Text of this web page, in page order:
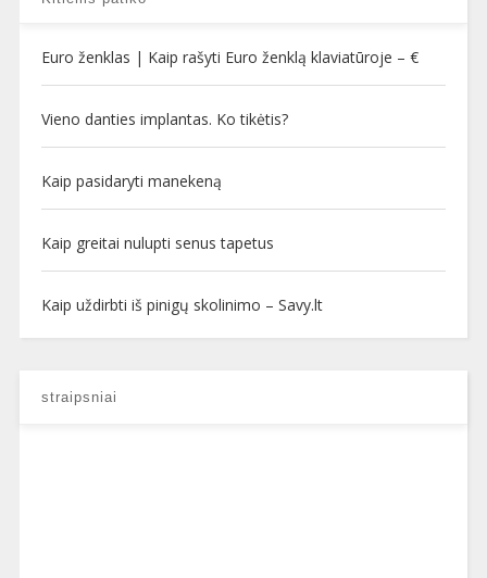
Euro ženklas | Kaip rašyti Euro ženklą klaviatūroje – €
Vieno danties implantas. Ko tikėtis?
Kaip pasidaryti manekeną
Kaip greitai nulupti senus tapetus
Kaip uždirbti iš pinigų skolinimo – Savy.lt
straipsniai